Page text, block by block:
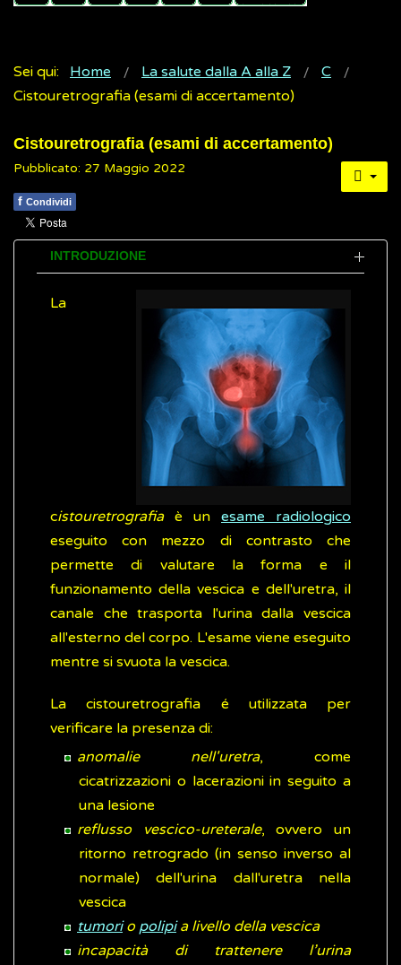
Sei qui: Home La salute dalla A alla Z
C
Cistouretrografia (esami di accertamento)
Cistouretrografia (esami di accertamento)
Pubblicato: 27 Maggio 2022
f Condividi
INTRODUZIONE
La
cistouretrografia è un esame radiologico
eseguito con mezzo di contrasto che
permette di valutare la forma e il
funzionamento della vescica e dell'uretra, il
canale che trasporta l'urina dalla vescica
all'esterno del corpo. L'esame viene eseguito
mentre si svuota la vescica.
La cistouretrografia é utilizzata per
verificare la presenza di:
anomalie nell'uretra, come
cicatrizzazioni o lacerazioni in seguito a
una lesione
reflusso vescico-ureterale, ovvero un
ritorno retrogrado (in senso inverso al
normale) dell'urina dall'uretra nella
vescica
tumorio polipia livello della vescica
incapacità di trattenere l’urina